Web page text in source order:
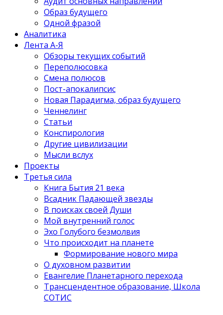
Образ будущего
Одной фразой
Аналитика
Лента А-Я
Обзоры текущих событий
Переполюсовка
Смена полюсов
Пост-апокалипсис
Новая Парадигма, образ будущего
Ченнелинг
Статьи
Конспирология
Другие цивилизации
Мысли вслух
Проекты
Третья сила
Книга Бытия 21 века
Всадник Падающей звезды
В поисках своей Души
Мой внутренний голос
Эхо Голубого безмолвия
Что происходит на планете
Формирование нового мира
О духовном развитии
Евангелие Планетарного перехода
Трансцендентное образование, Школа
СОТИС